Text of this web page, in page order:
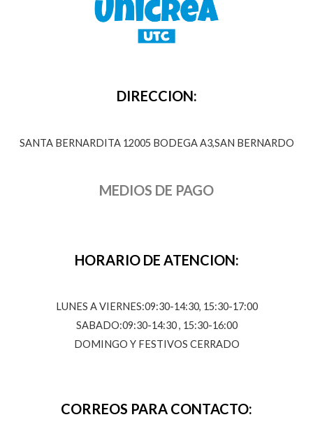
DIRECCION:
SANTA BERNARDITA 12005 BODEGA A3,SAN BERNARDO
MEDIOS DE PAGO
HORARIO DE ATENCION:
LUNES A VIERNES:09:30-14:30, 15:30-17:00
SABADO:09:30-14:30 , 15:30-16:00
DOMINGO Y FESTIVOS CERRADO
CORREOS PARA CONTACTO: